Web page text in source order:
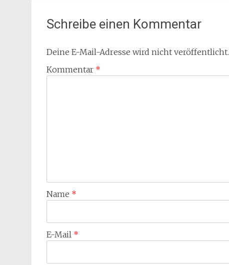
Schreibe einen Kommentar
Deine E-Mail-Adresse wird nicht veröffentlicht.
Kommentar *
Name *
E-Mail *